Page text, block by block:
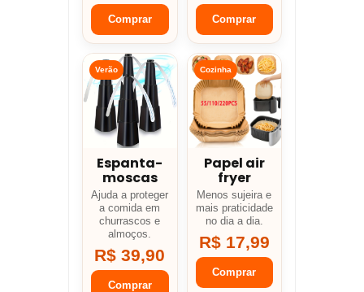
Comprar Comprar
Verão
Espanta-
moscas
Ajuda a proteger
a comida em
churrascos e
almoços.
R$ 39,90
Comprar
Cozinha
Papel air
fryer
Menos sujeira e
mais praticidade
no dia a dia.
R$ 17,99
Comprar